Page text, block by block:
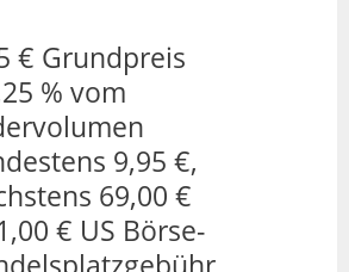
€ Grundpreis
% vom
9,95 €,
69,00 €
€ US Börse-